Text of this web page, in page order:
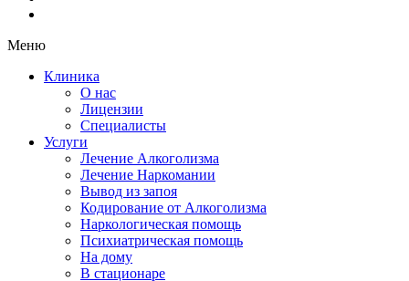
Меню
Клиника
О нас
Лицензии
Специалисты
Услуги
Лечение Алкоголизма
Лечение Наркомании
Вывод из запоя
Кодирование от Алкоголизма
Наркологическая помощь
Психиатрическая помощь
На дому
В стационаре